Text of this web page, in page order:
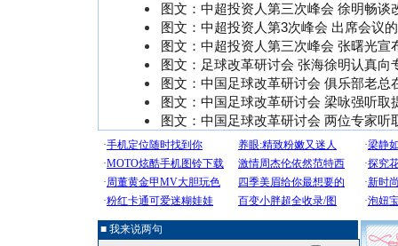
图文：中超投资人第三次峰会 徐明畅谈
图文：中超投资人第3次峰会 出席会议
图文：中超投资人第三次峰会 张曙光宣
图文：足球改革研讨会 张海徐明认真向
图文：中国足球改革研讨会 俱乐部老总
图文：中国足球改革研讨会 梁咏强听取
图文：中国足球改革研讨会 两位专家听
■ 我来说两句